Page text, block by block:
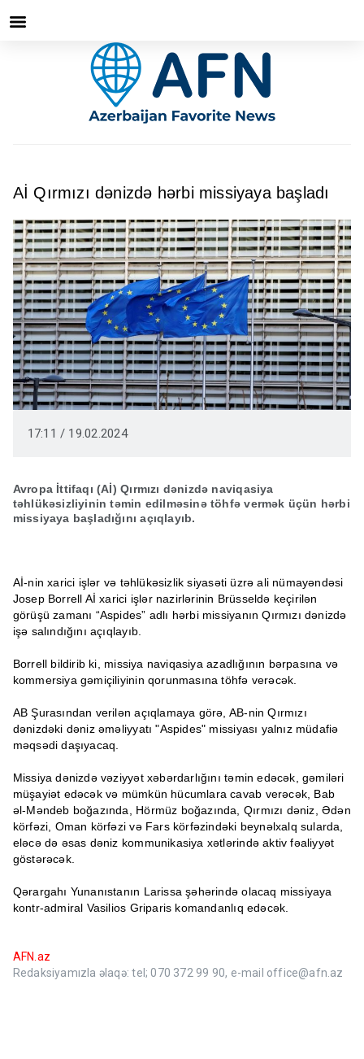
Aİ Qırmızı dənizdə hərbi missiyaya başladı
17:11 / 19.02.2024
Avropa İttifaqı (Aİ) Qırmızı dənizdə naviqasiya
təhlükəsizliyinin təmin edilməsinə töhfə vermək üçün hərbi
missiyaya başladığını açıqlayıb.
Aİ-nin xarici işlər və təhlükəsizlik siyasəti üzrə ali nümayəndəsi
Josep Borrell Aİ xarici işlər nazirlərinin Brüsseldə keçirilən
görüşü zamanı “Aspides” adlı hərbi missiyanın Qırmızı dənizdə
işə salındığını açıqlayıb.
Borrell bildirib ki, missiya naviqasiya azadlığının bərpasına və
kommersiya gəmiçiliyinin qorunmasına töhfə verəcək.
AB Şurasından verilən açıqlamaya görə, AB-nin Qırmızı
dənizdəki dəniz əməliyyatı "Aspides" missiyası yalnız müdafiə
məqsədi daşıyacaq.
Missiya dənizdə vəziyyət xəbərdarlığını təmin edəcək, gəmiləri
müşayiət edəcək və mümkün hücumlara cavab verəcək, Bab
əl-Məndeb boğazında, Hörmüz boğazında, Qırmızı dəniz, Ədən
körfəzi, Oman körfəzi və Fars körfəzindəki beynəlxalq sularda,
eləcə də əsas dəniz kommunikasiya xətlərində aktiv fəaliyyət
göstərəcək.
Qərargahı Yunanıstanın Larissa şəhərində olacaq missiyaya
kontr-admiral Vasilios Griparis komandanlıq edəcək.
AFN.az
Redaksiyamızla əlaqə: tel; 070 372 99 90, e-mail office@afn.az